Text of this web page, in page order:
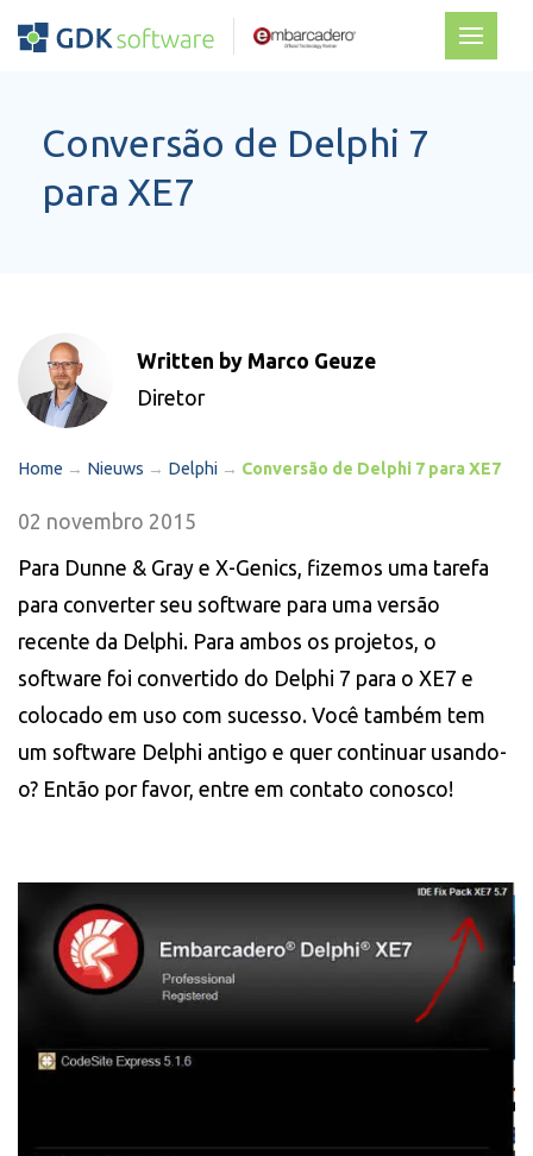
Conversão de Delphi 7
para XE7
Written by Marco Geuze
Diretor
Home → Nieuws → Delphi → Conversão de Delphi 7 para XE7
02 novembro 2015
Para Dunne & Gray e X-Genics, fizemos uma tarefa
para converter seu software para uma versão
recente da Delphi. Para ambos os projetos, o
software foi convertido do Delphi 7 para o XE7 e
colocado em uso com sucesso. Você também tem
um software Delphi antigo e quer continuar usando-
o? Então por favor, entre em contato conosco!